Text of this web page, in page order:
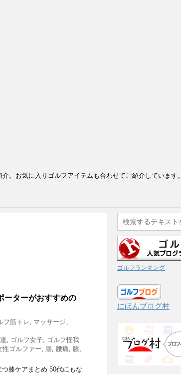
。お気に入りゴルフアイテムも合わせてご紹介しています。
ーターがおすすめの
フ筋トレ, マッサージ、
, ゴルフ女子, ゴルフ怪我
性ゴルファー, 腰, 腰痛, 膝,
膝ケアまとめ 50代にもな
ゴルフランキング
にほんブログ村